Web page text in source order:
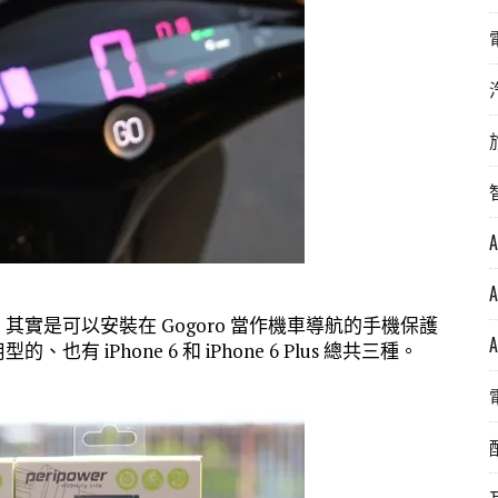
實是可以安裝在 Gogoro 當作機車導航的手機保護
的、也有 iPhone 6 和 iPhone 6 Plus 總共三種。